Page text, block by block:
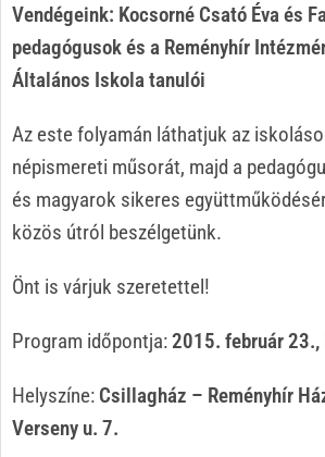
Vendégeink: Kocsorné Csató Éva és
pedagógusok és a Reményhír
Általános Iskola tanulói
Az este folyamán láthatjuk az
népismereti műsorát, majd a
és magyarok sikeres
közös útról beszélgetünk.
Önt is várjuk szeretettel!
Program időpontja:2015. február
Helyszíne: Csillagház – Reményhír
Verseny u. 7.